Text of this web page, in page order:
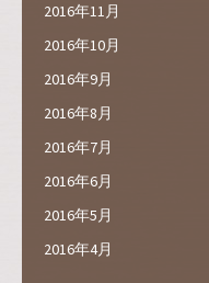
2016年11月
2016年10月
2016年9月
2016年8月
2016年7月
2016年6月
2016年5月
2016年4月